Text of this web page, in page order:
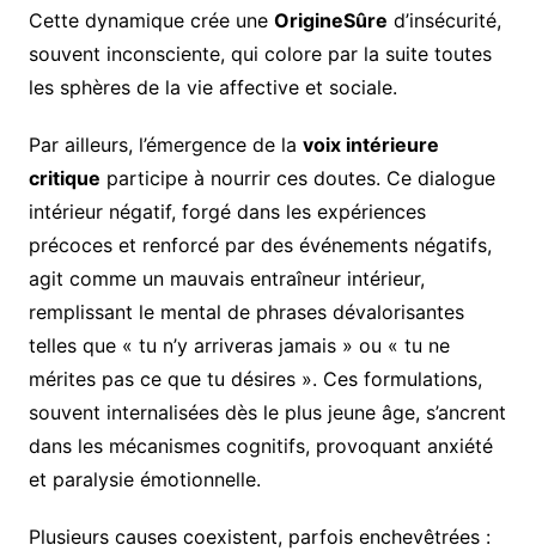
Cette dynamique crée une OrigineSûre d’insécurité,
souvent inconsciente, qui colore par la suite toutes
les sphères de la vie affective et sociale.
Par ailleurs, l’émergence de la voix intérieure
critique participe à nourrir ces doutes. Ce dialogue
intérieur négatif, forgé dans les expériences
précoces et renforcé par des événements négatifs,
agit comme un mauvais entraîneur intérieur,
remplissant le mental de phrases dévalorisantes
telles que « tu n’y arriveras jamais » ou « tu ne
mérites pas ce que tu désires ». Ces formulations,
souvent internalisées dès le plus jeune âge, s’ancrent
dans les mécanismes cognitifs, provoquant anxiété
et paralysie émotionnelle.
Plusieurs causes coexistent, parfois enchevêtrées :